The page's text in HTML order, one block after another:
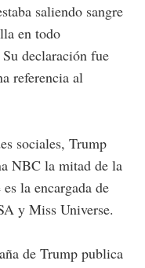
saliendo sangre
en todo
declaración fue
referencia al
sociales, Trump
NBC la mitad de la
la encargada de
y Miss Universe.
de Trump publica